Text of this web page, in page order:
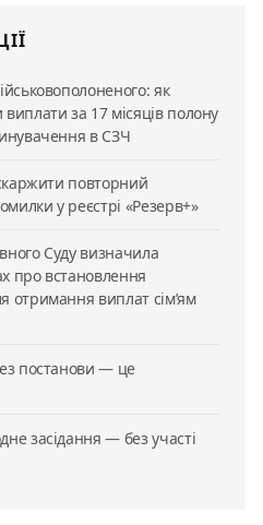
як
за 17 місяців полону
в СЗЧ
повторний
у реєстрі «Резерв+»
Суду визначила
про встановлення
отримання виплат сім’ям
постанови — це
засідання — без участі